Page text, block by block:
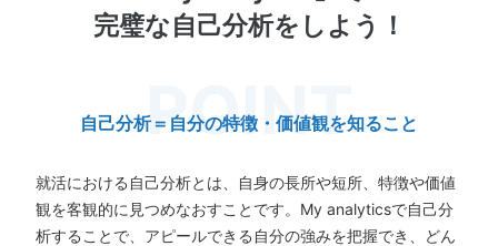
完璧な自己分析をしよう！
自己分析＝自分の特徴・価値観を知ること
就活における自己分析とは、自身の長所や短所、特徴や価値
観を客観的に見つめなおすことです。My analyticsで自己分
析することで、アピールできる自分の強みを把握でき、どん